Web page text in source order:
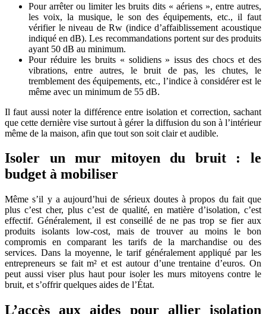
Pour arrêter ou limiter les bruits dits « aériens », entre autres,
les voix, la musique, le son des équipements, etc., il faut
vérifier le niveau de Rw (indice d’affaiblissement acoustique
indiqué en dB). Les recommandations portent sur des produits
ayant 50 dB au minimum.
Pour réduire les bruits « solidiens » issus des chocs et des
vibrations, entre autres, le bruit de pas, les chutes, le
tremblement des équipements, etc., l’indice à considérer est le
même avec un minimum de 55 dB.
Il faut aussi noter la différence entre isolation et correction, sachant
que cette dernière vise surtout à gérer la diffusion du son à l’intérieur
même de la maison, afin que tout son soit clair et audible.
Isoler un mur mitoyen du bruit : le
budget à mobiliser
Même s’il y a aujourd’hui de sérieux doutes à propos du fait que
plus c’est cher, plus c’est de qualité, en matière d’isolation, c’est
effectif. Généralement, il est conseillé de ne pas trop se fier aux
produits isolants low-cost, mais de trouver au moins le bon
compromis en comparant les tarifs de la marchandise ou des
services. Dans la moyenne, le tarif généralement appliqué par les
entrepreneurs se fait m² et est autour d’une trentaine d’euros. On
peut aussi viser plus haut pour isoler les murs mitoyens contre le
bruit, et s’offrir quelques aides de l’État.
L’accès aux aides pour allier isolation